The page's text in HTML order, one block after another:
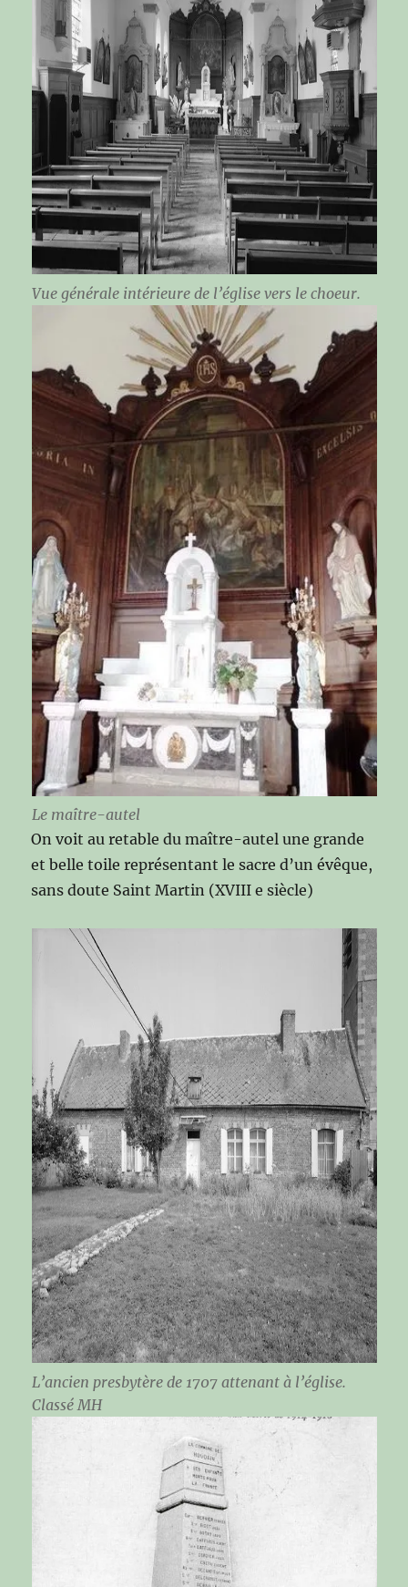
Vue générale intérieure de l’église vers le choeur.
Le maître-autel
On voit au retable du maître-autel une grande
et belle toile représentant le sacre d’un évêque,
sans doute Saint Martin (XVIII e siècle)
L’ancien presbytère de 1707 attenant à l’église.
Classé MH